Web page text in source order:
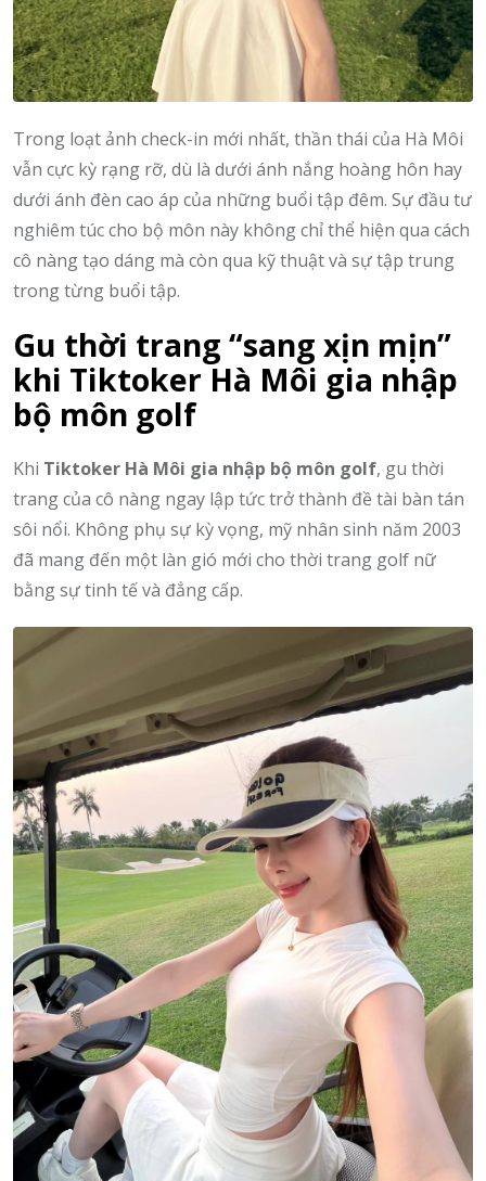
Trong loạt ảnh check-in mới nhất, thần thái của Hà Môi
vẫn cực kỳ rạng rỡ, dù là dưới ánh nắng hoàng hôn hay
dưới ánh đèn cao áp của những buổi tập đêm. Sự đầu tư
nghiêm túc cho bộ môn này không chỉ thể hiện qua cách
cô nàng tạo dáng mà còn qua kỹ thuật và sự tập trung
trong từng buổi tập.
Gu thời trang “sang xịn mịn”
khi Tiktoker Hà Môi gia nhập
bộ môn golf
Khi Tiktoker Hà Môi gia nhập bộ môn golf, gu thời
trang của cô nàng ngay lập tức trở thành đề tài bàn tán
sôi nổi. Không phụ sự kỳ vọng, mỹ nhân sinh năm 2003
đã mang đến một làn gió mới cho thời trang golf nữ
bằng sự tinh tế và đẳng cấp.